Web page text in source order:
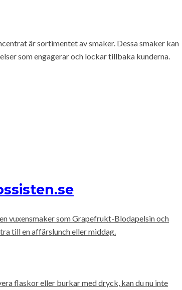
är sortimentet av smaker. Dessa smaker kan
som engagerar och lockar tillbaka kunderna.
vuxensmaker som Grapefrukt-Blodapelsin och
till en affärslunch eller middag.
flaskor eller burkar med dryck, kan du nu inte